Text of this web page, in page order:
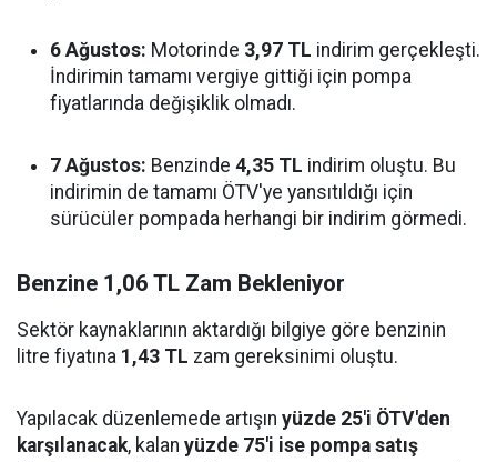
6 Ağustos: Motorinde 3,97 TL indirim gerçekleşti.
İndirimin tamamı vergiye gittiği için pompa
fiyatlarında değişiklik olmadı.
7 Ağustos: Benzinde 4,35 TL indirim oluştu. Bu
indirimin de tamamı ÖTV'ye yansıtıldığı için
sürücüler pompada herhangi bir indirim görmedi.
Benzine 1,06 TL Zam Bekleniyor
Sektör kaynaklarının aktardığı bilgiye göre benzinin
litre fiyatına 1,43 TL zam gereksinimi oluştu.
Yapılacak düzenlemede artışın yüzde 25'i ÖTV'den
karşılanacak, kalan yüzde 75'i ise pompa satış